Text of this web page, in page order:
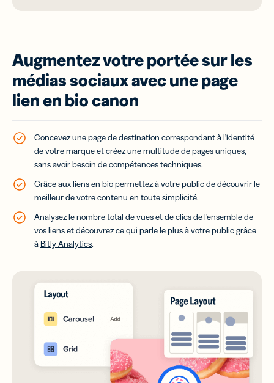
Augmentez votre portée sur les
médias sociaux avec une page
lien en bio canon
Concevez une page de destination correspondant à l’identité
de votre marque et créez une multitude de pages uniques,
sans avoir besoin de compétences techniques.
Grâce auxliens en biopermettez à votre public de découvrir le
meilleur de votre contenu en toute simplicité.
Analysez le nombre total de vues et de clics de l’ensemble de
vos liens et découvrez ce qui parle le plus à votre public grâce
à Bitly Analytics.